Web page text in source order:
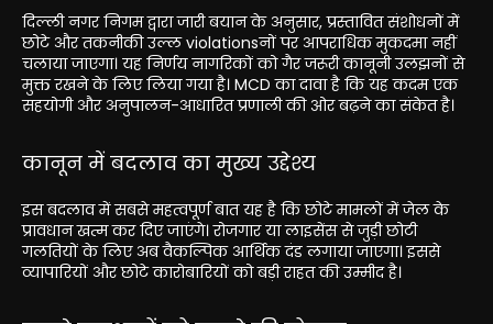
दिल्ली नगर निगम द्वारा जारी बयान के अनुसार, प्रस्तावित संशोधनों में
छोटे और तकनीकी उल्ल violationsनों पर आपराधिक मुकदमा नहीं
चलाया जाएगा। यह निर्णय नागरिकों को गैर जरूरी कानूनी उलझनों से
मुक्त रखने के लिए लिया गया है। MCD का दावा है कि यह कदम एक
सहयोगी और अनुपालन-आधारित प्रणाली की ओर बढ़ने का संकेत है।
कानून में बदलाव का मुख्य उद्देश्य
इस बदलाव में सबसे महत्वपूर्ण बात यह है कि छोटे मामलों में जेल के
प्रावधान खत्म कर दिए जाएंगे। रोजगार या लाइसेंस से जुड़ी छोटी
गलतियों के लिए अब वैकल्पिक आर्थिक दंड लगाया जाएगा। इससे
व्यापारियों और छोटे कारोबारियों को बड़ी राहत की उम्मीद है।